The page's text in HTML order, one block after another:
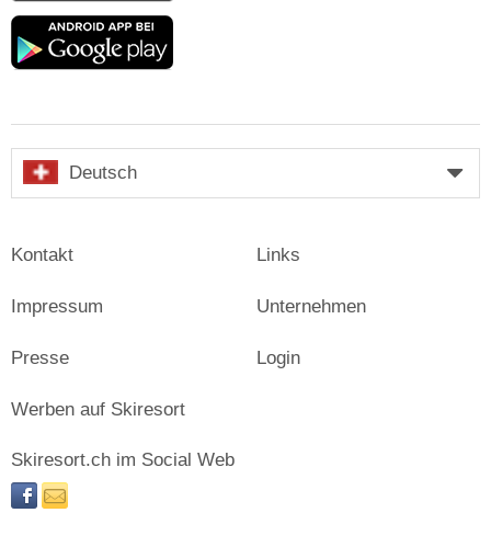
Google
Deutsch
Kontakt
Impressum
Presse
Links
Unternehmen
Login
Werben auf Skiresort
Skiresort.ch im Social Web
facebooknewsletter